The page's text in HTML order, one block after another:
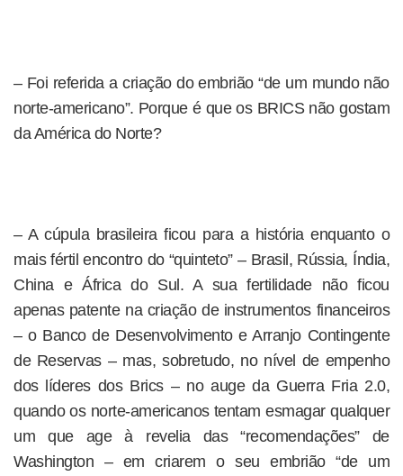
– Foi referida a criação do embrião “de um mundo não
norte-americano”. Porque é que os BRICS não gostam
da América do Norte?
– A cúpula brasileira ficou para a história enquanto o
mais fértil encontro do “quinteto” – Brasil, Rússia, Índia,
China e África do Sul. A sua fertilidade não ficou
apenas patente na criação de instrumentos financeiros
– o Banco de Desenvolvimento e Arranjo Contingente
de Reservas – mas, sobretudo, no nível de empenho
dos líderes dos Brics – no auge da Guerra Fria 2.0,
quando os norte-americanos tentam esmagar qualquer
um que age à revelia das “recomendações” de
Washington – em criarem o seu embrião “de um